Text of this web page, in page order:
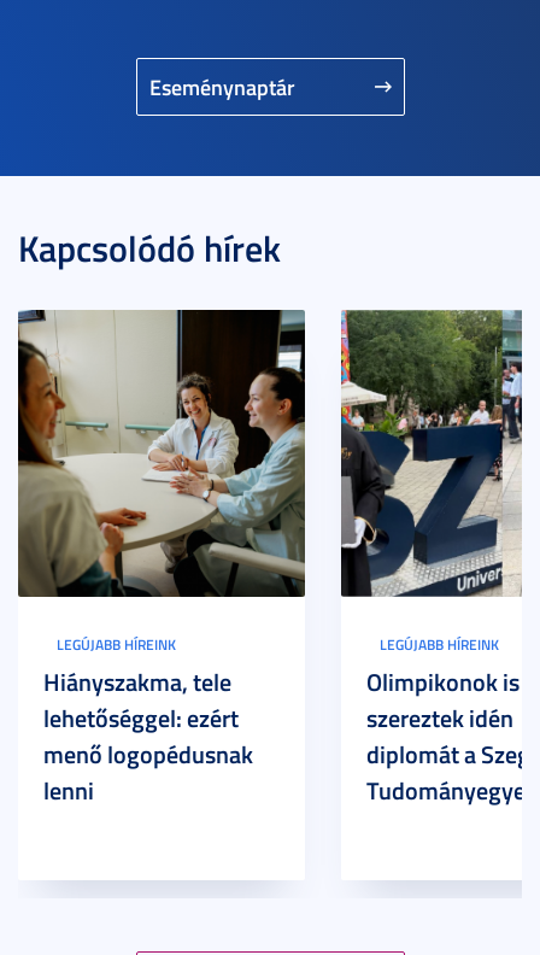
Eseménynaptár
Kapcsolódó hírek
LEGÚJABB HÍREINK
Hiányszakma, tele
lehetőséggel: ezért
menő logopédusnak
lenni
LEGÚJABB HÍREINK
Olimpikonok is
szereztek idén
diplomát a